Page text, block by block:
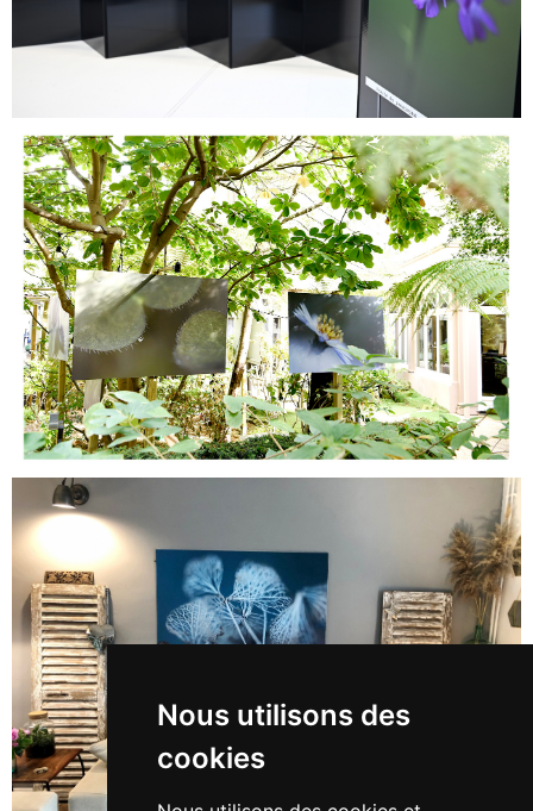
Nous utilisons des
cookies
Décoration intérieure privée, 120/80 cm support
rigide
Décoration extérieure privée 120/80 cm support
Parc départemental du peuple de l'herbe de
Carrières sous Poissy, 01 > 04/2022
Exposition extérieure "Le Renaissance Trocadéro"